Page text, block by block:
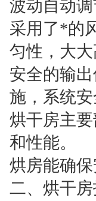
波动自动
采用了*的
匀性，大
安全的输
施，系统
烘干房主
和性能。
烘房能确
二、烘干